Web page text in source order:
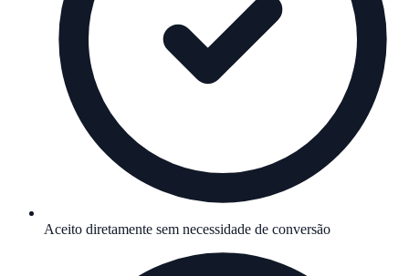
Aceito diretamente sem necessidade de conversão